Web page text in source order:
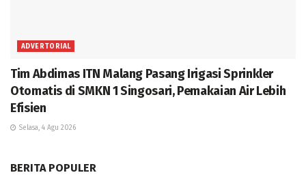
ADVERTORIAL
Tim Abdimas ITN Malang Pasang Irigasi Sprinkler
Otomatis di SMKN 1 Singosari, Pemakaian Air Lebih
Efisien
Selasa, 4 Agu 2026
BERITA POPULER